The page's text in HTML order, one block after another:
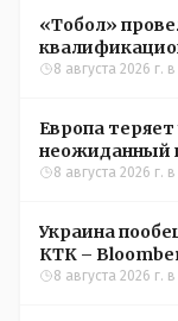
«Тобол»
УЕФА
8 августа 2026 г. в
Европа
неожиданный
8 августа 2026 г. в
Украина
КТК –
8 августа 2026 г. в